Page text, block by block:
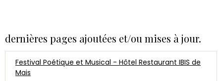
dernières pages ajoutées et/ou mises à jour.
Festival Poétique et Musical - Hôtel Restaurant IBIS de
Mais